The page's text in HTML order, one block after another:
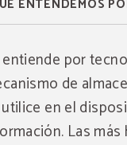
ENTENDEMOS
entiende por
de
en el
Las